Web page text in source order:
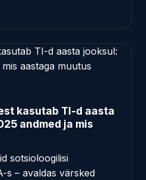
kasutab TI-d aasta
andmed ja mis
sotsioloogilisi
s – avaldas värsked